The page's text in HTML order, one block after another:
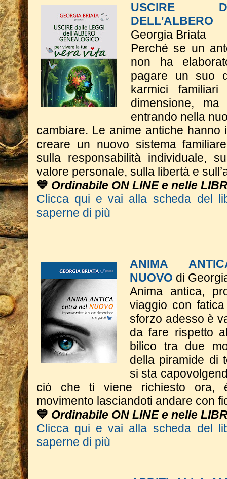
USCIRE
DELL'ALBERO
Georgia Briata
Perché se un
non ha
pagare un suo
karmici
dimensione,
entrando nella
cambiare. Le anime antiche hanno
creare un nuovo sistema
sulla responsabilità individuale,
valore personale, sulla libertà e
💙 Ordinabile ON LINE e nelle
Clicca qui e vai alla scheda del
saperne di più
ANIMA
NUOVO di
Anima antica,
viaggio con
sforzo adesso è
da fare rispetto
bilico tra due
della piramide di
si sta
ciò che ti viene richiesto ora,
movimento lasciandoti andare con
💙 Ordinabile ON LINE e nelle
Clicca qui e vai alla scheda del
saperne di più